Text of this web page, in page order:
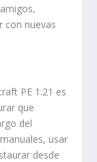
con nuevas
PE 1.21 es
que
del
usar
desde